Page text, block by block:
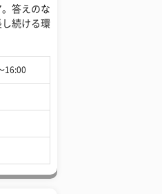
答えのな
続ける環
16:00